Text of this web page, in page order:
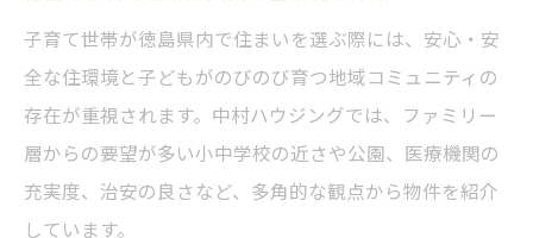
子育て世帯が徳島県内で住まいを選ぶ際には、安心・安
全な住環境と子どもがのびのび育つ地域コミュニティの
存在が重視されます。中村ハウジングでは、ファミリー
層からの要望が多い小中学校の近さや公園、医療機関の
充実度、治安の良さなど、多角的な観点から物件を紹介
しています。